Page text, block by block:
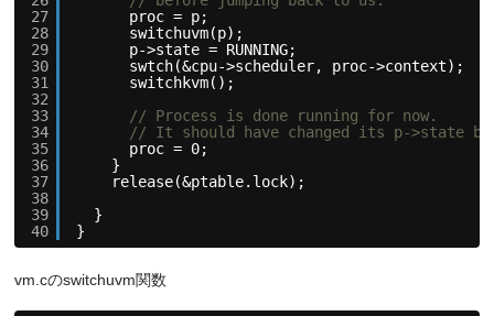
27
28
29
30
31
32
33
34
35
36
37
38
39
40
proc = p;
switchuvm(p);
p->state = RUNNING;
swtch(&cpu->scheduler, proc->context);
switchkvm();
// Process is done running for now.
// It should have changed its p->state
proc = 0;
}
release(&ptable.lock);
}
}
vm.cのswitchuvm関数